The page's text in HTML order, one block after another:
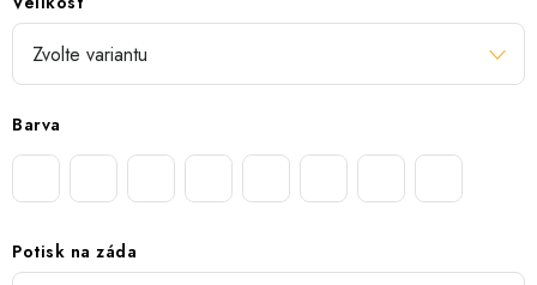
Barva
Potisk na záda